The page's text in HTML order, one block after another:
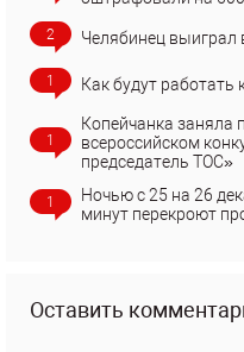
2 Челябинец выиграл
1 Как будут работать
1
Копейчанка заняла
всероссийском
председатель ТОС»
1
Ночью с 25 на 26
минут перекроют
Оставить